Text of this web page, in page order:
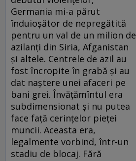
Germania mi-a părut
înduioșător de nepregătită
pentru un val de un milion de
azilanți din Siria, Afganistan
și altele. Centrele de azil au
fost încropite în grabă și au
dat naștere unei afaceri pe
bani grei. Învățămîntul era
subdimensionat și nu putea
face față cerințelor pieței
muncii. Aceasta era,
legalmente vorbind, într-un
stadiu de blocaj. Fără